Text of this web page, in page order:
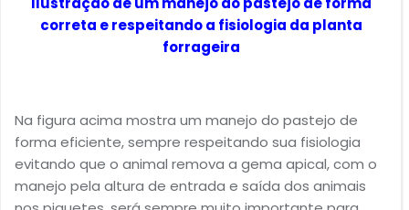
correta e respeitando a fisiologia da planta
forrageira
Na figura acima mostra um manejo do pastejo de
forma eficiente, sempre respeitando sua fisiologia
evitando que o animal remova a gema apical, com o
manejo pela altura de entrada e saída dos animais